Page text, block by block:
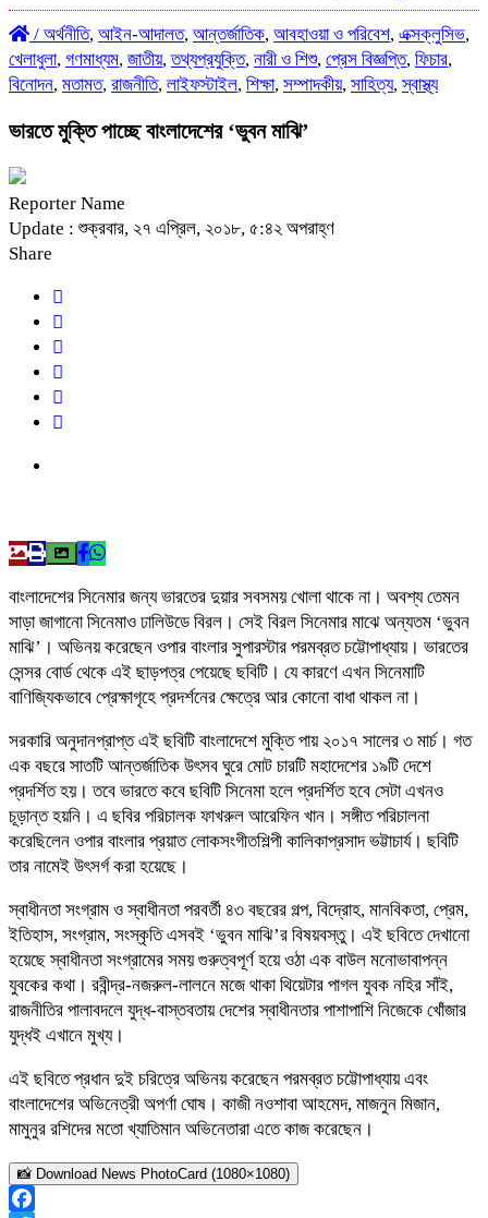
/ অর্থনীতি, আইন-আদালত, আন্তর্জাতিক, আবহাওয়া ও পরিবেশ, এক্সক্লুসিভ,
খেলাধুলা, গণমাধ্যম, জাতীয়,তথ্যপ্রযুক্তি, নারী ও শিশু, প্রেস বিজ্ঞপ্তি, ফিচার,
বিনোদন, মতামত, রাজনীতি, লাইফস্টাইল, শিক্ষা, সম্পাদকীয়, সাহিত্য,স্বাস্থ্য
ভারতে মুক্তি পাচ্ছে বাংলাদেশের ‘ভুবন মাঝি’
Reporter Name
Update : শুক্রবার, ২৭ এপ্রিল, ২০১৮, ৫:৪২ অপরাহ্ণ
Share
বাংলাদেশের সিনেমার জন্য ভারতের দুয়ার সবসময় খোলা থাকে না। অবশ্য তেমন
সাড়া জাগানো সিনেমাও ঢালিউডে বিরল। সেই বিরল সিনেমার মাঝে অন্যতম ‘ভুবন
মাঝি’। অভিনয় করেছেন ওপার বাংলার সুপারস্টার পরমব্রত চট্টোপাধ্যায়। ভারতের
সেন্সর বোর্ড থেকে এই ছাড়পত্র পেয়েছে ছবিটি। যে কারণে এখন সিনেমাটি
বাণিজ্যিকভাবে প্রেক্ষাগৃহে প্রদর্শনের ক্ষেত্রে আর কোনো বাধা থাকল না।
সরকারি অনুদানপ্রাপ্ত এই ছবিটি বাংলাদেশে মুক্তি পায় ২০১৭ সালের ৩ মার্চ। গত
এক বছরে সাতটি আন্তর্জাতিক উৎসব ঘুরে মোট চারটি মহাদেশের ১৯টি দেশে
প্রদর্শিত হয়। তবে ভারতে কবে ছবিটি সিনেমা হলে প্রদর্শিত হবে সেটা এখনও
চূড়ান্ত হয়নি। এ ছবির পরিচালক ফাখরুল আরেফিন খান। সঙ্গীত পরিচালনা
করেছিলেন ওপার বাংলার প্রয়াত লোকসংগীতশিল্পী কালিকাপ্রসাদ ভট্টাচার্য। ছবিটি
তার নামেই উৎসর্গ করা হয়েছে।
স্বাধীনতা সংগ্রাম ও স্বাধীনতা পরবর্তী ৪৩ বছরের গল্প, বিদ্রোহ, মানবিকতা, প্রেম,
ইতিহাস, সংগ্রাম, সংস্কৃতি এসবই ‘ভুবন মাঝি’র বিষয়বস্তু। এই ছবিতে দেখানো
হয়েছে স্বাধীনতা সংগ্রামের সময় গুরুত্বপূর্ণ হয়ে ওঠা এক বাউল মনোভাবাপন্ন
যুবকের কথা। রবীন্দ্র-নজরুল-লালনে মজে থাকা থিয়েটার পাগল যুবক নহির সাঁই,
রাজনীতির পালাবদলে যুদ্ধ-বাস্তবতায় দেশের স্বাধীনতার পাশাপাশি নিজেকে খোঁজার
যুদ্ধই এখানে মুখ্য।
এই ছবিতে প্রধান দুই চরিত্রে অভিনয় করেছেন পরমব্রত চট্টোপাধ্যায় এবং
বাংলাদেশের অভিনেত্রী অপর্ণা ঘোষ। কাজী নওশাবা আহমেদ, মাজনুন মিজান,
মামুনুর রশিদের মতো খ্যাতিমান অভিনেতারা এতে কাজ করেছেন।
📸 Download News PhotoCard (1080×1080)